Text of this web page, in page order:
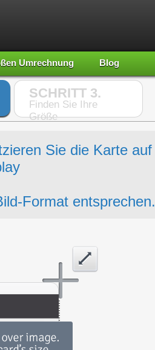
Umrechnung Blog
SCHRITT 3.
Finden Sie Ihre
Größe
Sie die Karte auf
Format entsprechen.